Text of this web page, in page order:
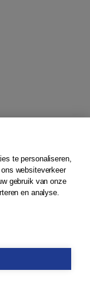
te personaliseren,
websiteverkeer
gebruik van onze
en analyse.